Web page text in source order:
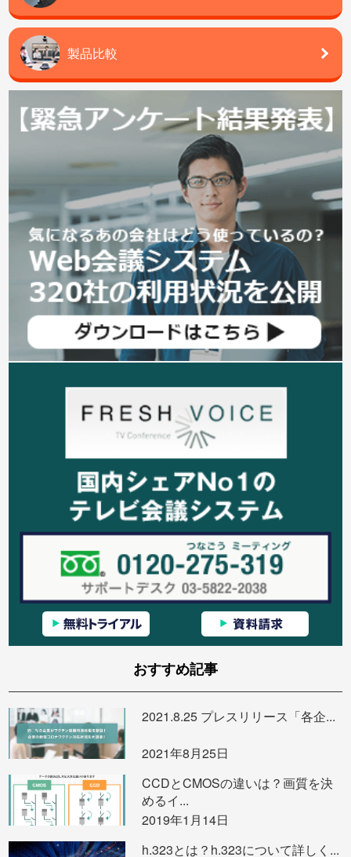
製品比較
おすすめ記事
2021.8.25 プレスリリース「各企...
2021年8月25日
CCDとCMOSの違いは？画質を決
めるイ...
2019年1月14日
h.323とは？h.323について詳しく...